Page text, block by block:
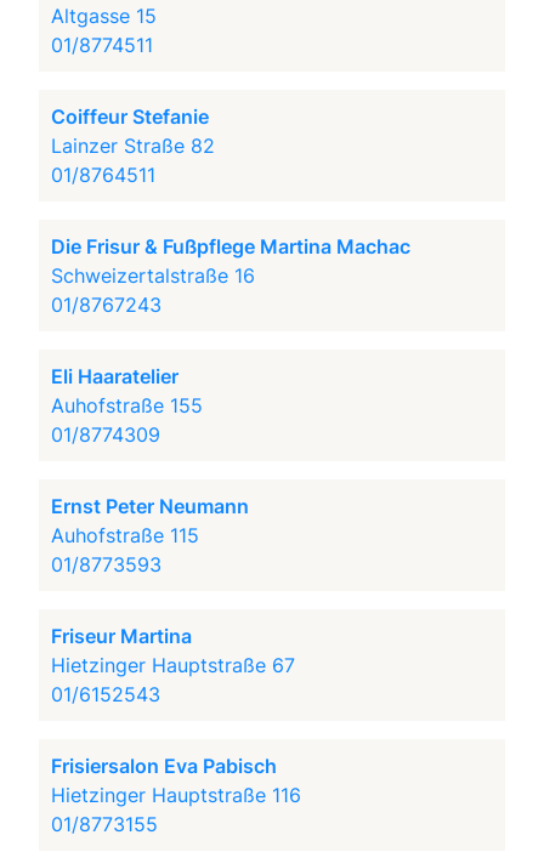
Altgasse 15
01/8774511
Coiffeur Stefanie
Lainzer Straße 82
01/8764511
Die Frisur & Fußpflege Martina Machac
Schweizertalstraße 16
01/8767243
Eli Haaratelier
Auhofstraße 155
01/8774309
Ernst Peter Neumann
Auhofstraße 115
01/8773593
Friseur Martina
Hietzinger Hauptstraße 67
01/6152543
Frisiersalon Eva Pabisch
Hietzinger Hauptstraße 116
01/8773155